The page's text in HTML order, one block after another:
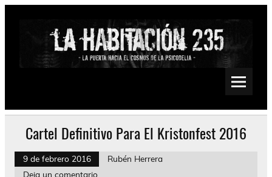
Saltar
Psychedelic, Stoner, Doom, Sludge, Fuzz, Space, Drone
Cartel Definitivo Para El Kristonfest 2016
9 de febrero 2016
Rubén Herrera
Deja un comentario